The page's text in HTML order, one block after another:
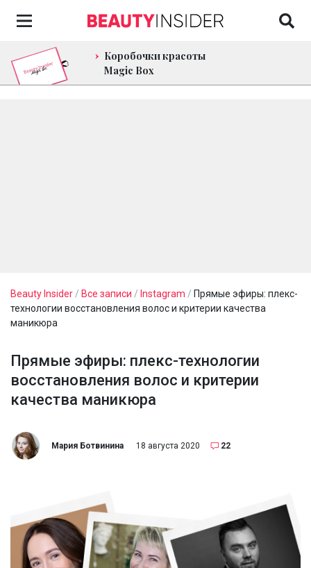
Коробочки красоты
Magic Box
Beauty Insider / Все записи / Instagram / Прямые эфиры: плекс-
технологии восстановления волос и критерии качества
маникюра
Прямые эфиры: плекс-технологии
восстановления волос и критерии
качества маникюра
Мария Ботвинина 18 августа 2020 22